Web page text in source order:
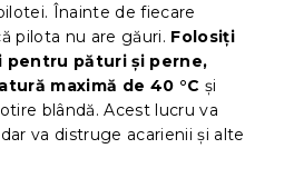
Înainte de fiecare
pilota nu are găuri. Folosiți
pături și perne,
maximă de 40 °C și
blândă. Acest lucru va
va distruge acarienii și alte